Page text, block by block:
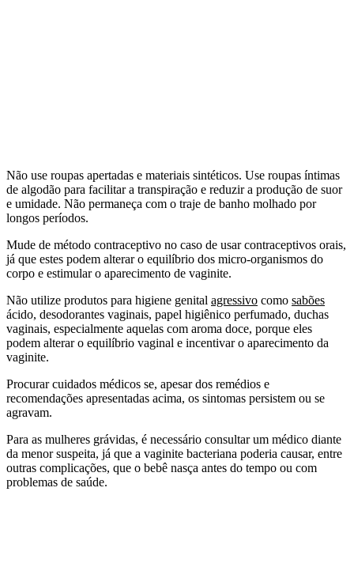
Não use roupas apertadas e materiais sintéticos. Use roupas íntimas
de algodão para facilitar a transpiração e reduzir a produção de suor
e umidade. Não permaneça com o traje de banho molhado por
longos períodos.
Mude de método contraceptivo no caso de usar contraceptivos orais,
já que estes podem alterar o equilíbrio dos micro-organismos do
corpo e estimular o aparecimento de vaginite.
Não utilize produtos para higiene genital agressivo como sabões
ácido, desodorantes vaginais, papel higiênico perfumado, duchas
vaginais, especialmente aquelas com aroma doce, porque eles
podem alterar o equilíbrio vaginal e incentivar o aparecimento da
vaginite.
Procurar cuidados médicos se, apesar dos remédios e
recomendações apresentadas acima, os sintomas persistem ou se
agravam.
Para as mulheres grávidas, é necessário consultar um médico diante
da menor suspeita, já que a vaginite bacteriana poderia causar, entre
outras complicações, que o bebê nasça antes do tempo ou com
problemas de saúde.